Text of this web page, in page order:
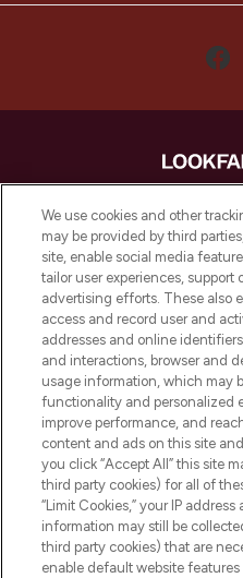
beste
make-up van meer
Shop online of
Cookie-
Do Not Sell or
HELP &
We use cookies and other
may be provided by third
site, enable social media
tailor user experiences, support
advertising efforts. These also
access and record user and
addresses and online
and interactions, browser and
usage information, which may
functionality and personalized
improve performance, and
content and ads on this site
you click “Accept All” this site
third party cookies) for all of
“Limit Cookies,” your IP
information may still be
third party cookies) that are
enable default website